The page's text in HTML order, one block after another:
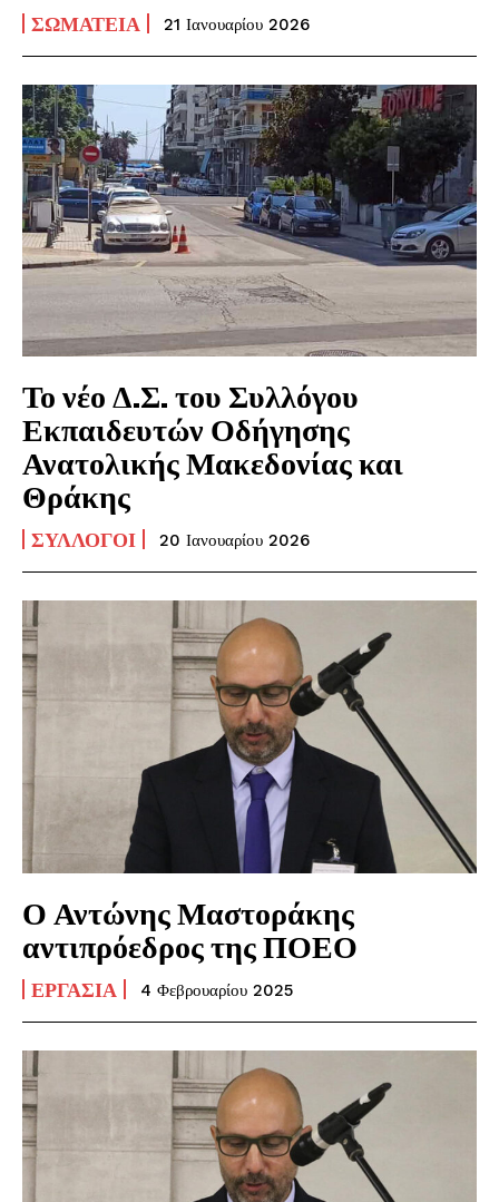
ΣΩΜΑΤΕΊΑ 21 Ιανουαρίου 2026
Το νέο Δ.Σ. του Συλλόγου
Εκπαιδευτών Οδήγησης
Ανατολικής Μακεδονίας και
Θράκης
ΣΎΛΛΟΓΟΙ 20 Ιανουαρίου 2026
Ο Αντώνης Μαστοράκης
αντιπρόεδρος της ΠΟΕΟ
ΕΡΓΑΣΊΑ 4 Φεβρουαρίου 2025